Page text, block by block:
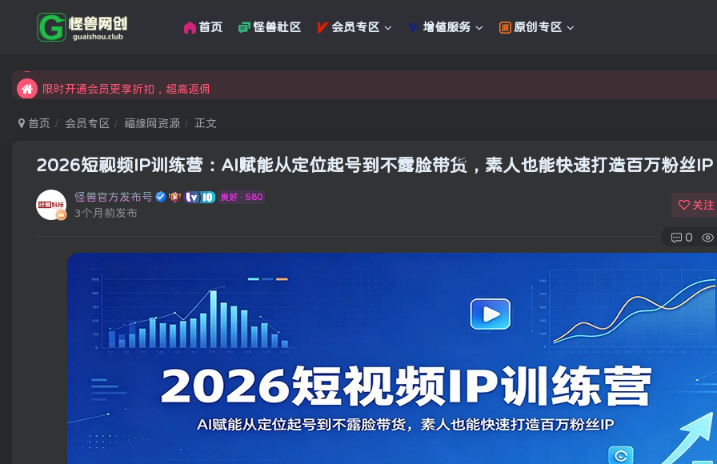
首页 怪兽社区 会员专区 增值服务 原创专区
汇集各领域的创新者、创业者和副业经营者，共同探索创业和创新的未来
限时开通会员更享折扣，超高返佣
首页 会员专区 福缘网资源 正文
2026短视频IP训练营：AI赋能从定位起号到不露脸带货，素人也能快速打造百万粉丝IP
怪兽官方发布号 良好 · 580
3个月前发布
关注
0